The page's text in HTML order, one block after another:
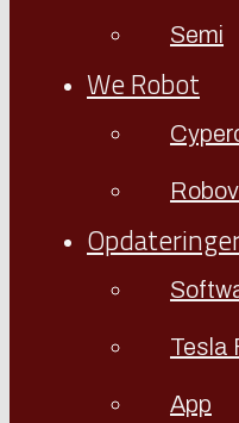
Semi
We Robot
Tesla
App